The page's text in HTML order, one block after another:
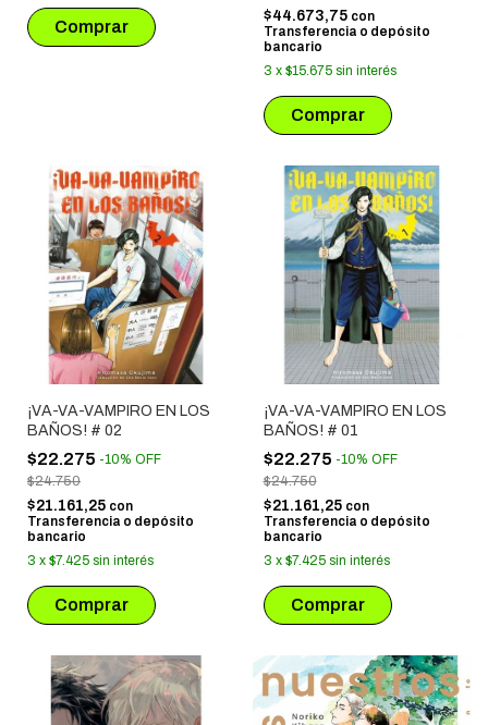
$44.673,75 con
Transferencia o depósito
bancario
3 x $15.675 sin interés
¡VA-VA-VAMPIRO EN LOS
BAÑOS! # 02
$22.275 -10% OFF
$24.750
$21.161,25 con
Transferencia o depósito
bancario
3 x $7.425 sin interés
¡VA-VA-VAMPIRO EN LOS
BAÑOS! # 01
$22.275 -10% OFF
$24.750
$21.161,25 con
Transferencia o depósito
bancario
3 x $7.425 sin interés